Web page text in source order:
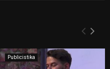
Y
H
Publicistika